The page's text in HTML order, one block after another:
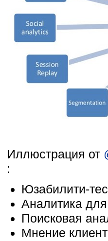
Иллюстрация от
:
Юзабилити-
Аналитика
Поисковая
Мнение